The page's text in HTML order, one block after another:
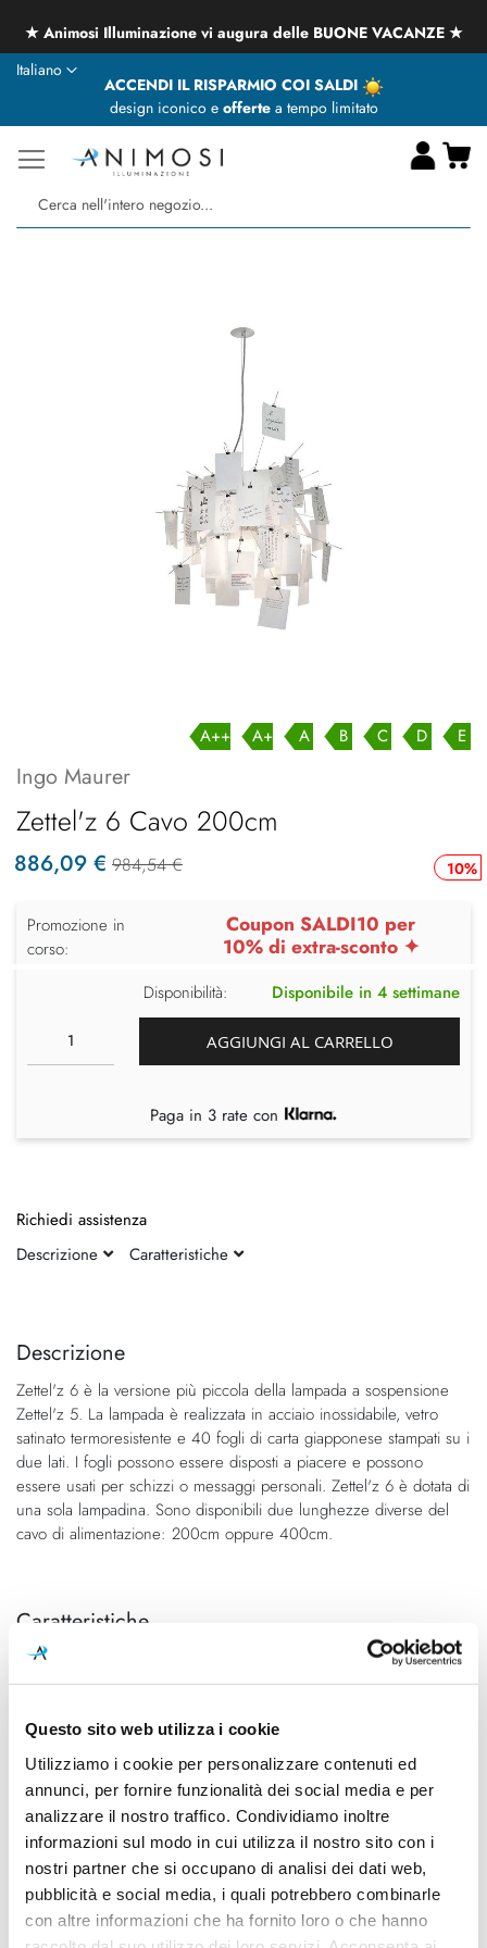
Questo sito web utilizza i cookie
Utilizziamo i cookie per personalizzare contenuti ed
annunci, per fornire funzionalità dei social media e per
analizzare il nostro traffico. Condividiamo inoltre
informazioni sul modo in cui utilizza il nostro sito con i
nostri partner che si occupano di analisi dei dati web,
pubblicità e social media, i quali potrebbero combinarle
con altre informazioni che ha fornito loro o che hanno
★ Animosi Illuminazione vi augura delle BUONE VACANZE ★
ACCENDI IL RISPARMIO COI SALDI
design iconico e offertea tempo limitato
Lingua
Italiano
fine
galleria
di
immagini
della
di
immagini
Descrizione
Zettel'z 6 è la versione più piccola della lampada a sospensione
Zettel'z 5. La lampada è realizzata in acciaio inossidabile, vetro
satinato termoresistente e 40 fogli di carta giapponese stampati su i
due lati. I fogli possono essere disposti a piacere e possono
essere usati per schizzi o messaggi personali. Zettel'z 6 è dotata di
una sola lampadina. Sono disponibili due lunghezze diverse del
cavo di alimentazione: 200cm oppure 400cm.
Caratteristiche
Cod.Art.
1156000
200cm
Designer
Ingo Maurer Team, 2018
Dimensioni
Max 800mm - H Max 2800mm
Sorgente luminosa
Lampadina alogena,
Lampadina Led
Potenza e attacco
Max 250W - E27 - 100-240V
Lampadina
Esclusa
Dimmerazione
On/Off
A++ A+ A B C D E
Ingo Maurer
Zettel'z 6 Cavo 200cm
10%
886,09 € 984,54 €
Promozione in
corso:
Coupon SALDI10 per
10% di extra-sconto ✦
Disponibilità: Disponibile in 4 settimane
AGGIUNGI AL CARRELLO
Paga in 3 rate con
Richiedi assistenza
Descrizione
Caratteristiche